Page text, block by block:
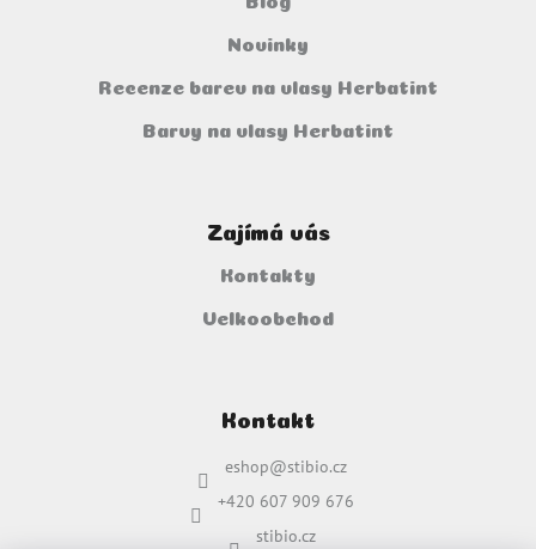
Novinky
Recenze barev na vlasy Herbatint
Barvy na vlasy Herbatint
Zajímá vás
Kontakty
Velkoobchod
Kontakt
eshop@stibio.cz
+420 607 909 676
stibio.cz